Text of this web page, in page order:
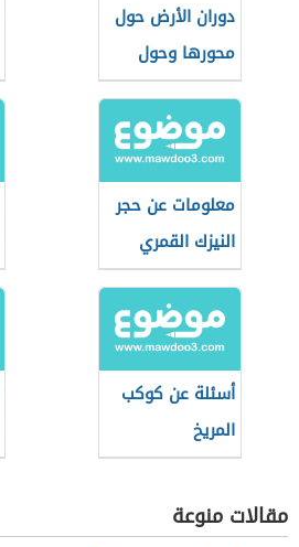
دوران الأرض حول
محورها وحول
الشمس
معلومات عن حجر
النيزك القمري
أسئلة عن كوكب
المريخ
مقالات منوعة